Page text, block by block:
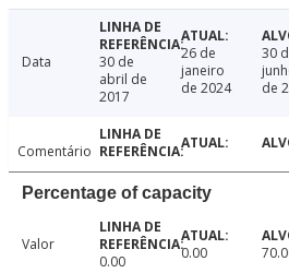
Data
30 de
abril de
2017
26 de
janeiro
de 2024
30
de
Comentário
Percentage of capacity
Valor
0.00
0.00